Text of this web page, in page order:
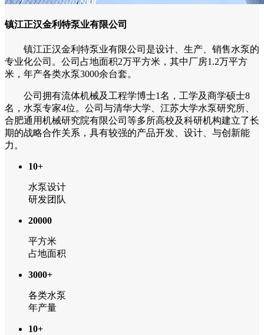
镇江正汉金利特泵业有限公司
镇江正汉金利特泵业有限公司是设计、生产、销售水泵的
专业化公司。公司占地面积2万平方米，其中厂房1.2万平方
米，年产各类水泵3000余台套。
公司拥有流体机械及工程学博士1名，工学及商学硕士8
名，水泵专家4位。公司与清华大学、江苏大学水泵研究所、
合肥通用机械研究院有限公司等多所高校及科研机构建立了长
期的战略合作关系，具有较强的产品开发、设计、与创新能
力。
10+
水泵设计
研发团队
20000
平方米
占地面积
3000+
各类水泵
年产量
10+